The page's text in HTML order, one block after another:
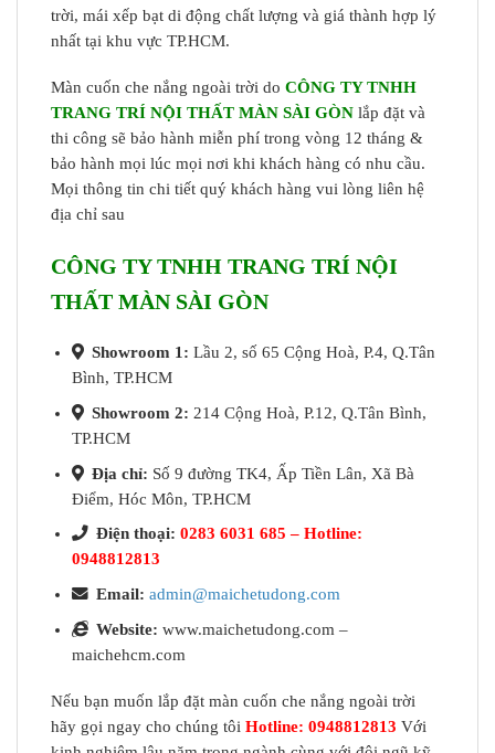
trời, mái xếp bạt di động chất lượng và giá thành hợp lý
nhất tại khu vực TP.HCM.
Màn cuốn che nắng ngoài trời do CÔNG TY TNHH
TRANG TRÍ NỘI THẤT MÀN SÀI GÒN lắp đặt và
thi công sẽ bảo hành miễn phí trong vòng 12 tháng &
bảo hành mọi lúc mọi nơi khi khách hàng có nhu cầu.
Mọi thông tin chi tiết quý khách hàng vui lòng liên hệ
địa chỉ sau
CÔNG TY TNHH TRANG TRÍ NỘI
THẤT MÀN SÀI GÒN
Showroom 1: Lầu 2, số 65 Cộng Hoà, P.4, Q.Tân
Bình, TP.HCM
Showroom 2: 214 Cộng Hoà, P.12, Q.Tân Bình,
TP.HCM
Địa chỉ: Số 9 đường TK4, Ấp Tiền Lân, Xã Bà
Điểm, Hóc Môn, TP.HCM
Điện thoại: 0283 6031 685 – Hotline:
0948812813
Email: admin@maichetudong.com
Website: www.maichetudong.com –
maichehcm.com
Nếu bạn muốn lắp đặt màn cuốn che nắng ngoài trời
hãy gọi ngay cho chúng tôi Hotline: 0948812813 Với